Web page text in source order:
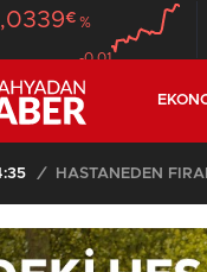
€ %
-0.01
/ HASTANEDEN